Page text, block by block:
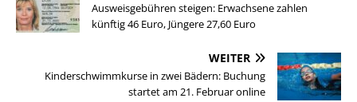
Ausweisgebühren steigen: Erwachsene zahlen
künftig 46 Euro, Jüngere 27,60 Euro
WEITER
Kinderschwimmkurse in zwei Bädern: Buchung
startet am 21. Februar online